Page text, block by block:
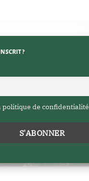
?
politique de confidentialité